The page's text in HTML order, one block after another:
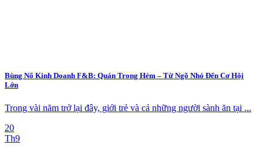
Bùng Nổ Kinh Doanh F&B: Quán Trong Hẻm – Từ Ngõ Nhỏ Đến Cơ Hội
Lớn
Trong vài năm trở lại đây, giới trẻ và cả những người sành ăn tại ...
20
Th9